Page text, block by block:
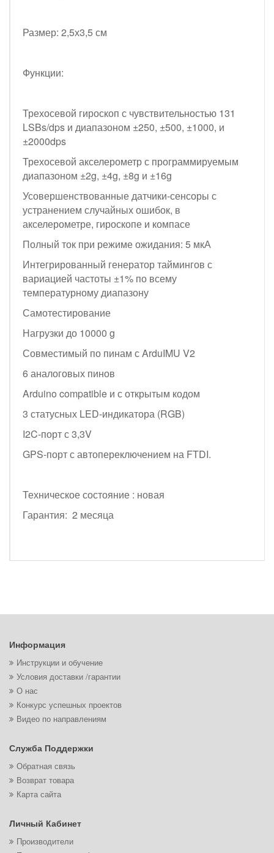
Размер: 2,5х3,5 см
Функции:
Трехосевой гироскоп с чувствительностью 131
LSBs/dps и диапазоном ±250, ±500, ±1000, и
±2000dps
Трехосевой акселерометр с программируемым
диапазоном ±2g, ±4g, ±8g и ±16g
Усовершенствованные датчики-сенсоры с
устранением случайных ошибок, в
акселерометре, гироскопе и компасе
Полный ток при режиме ожидания: 5 мкА
Интегрированный генератор таймингов с
вариацией частоты ±1% по всему
температурному диапазону
Самотестирование
Нагрузки до 10000 g
Совместимый по пинам с ArduIMU V2
6 аналоговых пинов
Arduino compatible и с открытым кодом
3 статусных LED-индикатора (RGB)
I2C-порт с 3,3V
GPS-порт с автопереключением на FTDI.
Техническое состояние : новая
Гарантия: 2 месяца
Информация
Инструкции и обучение
Условия доставки /гарантии
О нас
Конкурс успешных проектов
Видео по направлениям
Служба Поддержки
Обратная связь
Возврат товара
Карта сайта
Личный Кабинет
Производители